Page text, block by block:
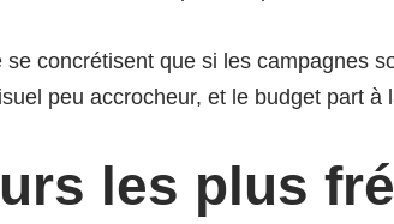
se concrétisent que si les campagnes
peu accrocheur, et le budget part à
les plus